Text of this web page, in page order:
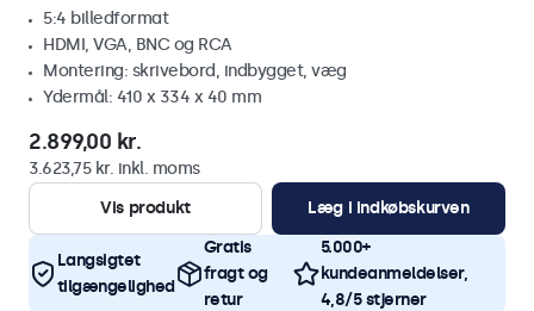
5:4 billedformat
HDMI, VGA, BNC og RCA
Montering: skrivebord, indbygget, væg
Ydermål: 410 x 334 x 40 mm
2.899,00 kr.
3.623,75 kr. inkl. moms
Vis produkt
Læg i indkøbskurven
Langsigtet
tilgængelighed
Gratis
fragt og
retur
5.000+
kundeanmeldelser,
4,8/5 stjerner